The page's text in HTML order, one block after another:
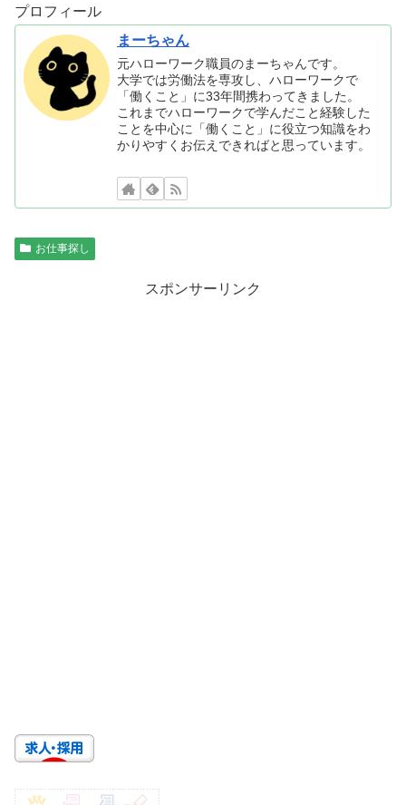
プロフィール
まーちゃん
元ハローワーク職員のまーちゃんです。
大学では労働法を専攻し、ハローワークで
「働くこと」に33年間携わってきました。
これまでハローワークで学んだこと経験した
ことを中心に「働くこと」に役立つ知識をわ
かりやすくお伝えできればと思っています。
お仕事探し
スポンサーリンク